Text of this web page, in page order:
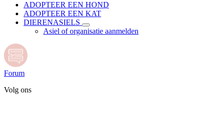
ADOPTEER EEN HOND
ADOPTEER EEN KAT
DIERENASIELS
Asiel of organisatie aanmelden
Forum
Volg ons